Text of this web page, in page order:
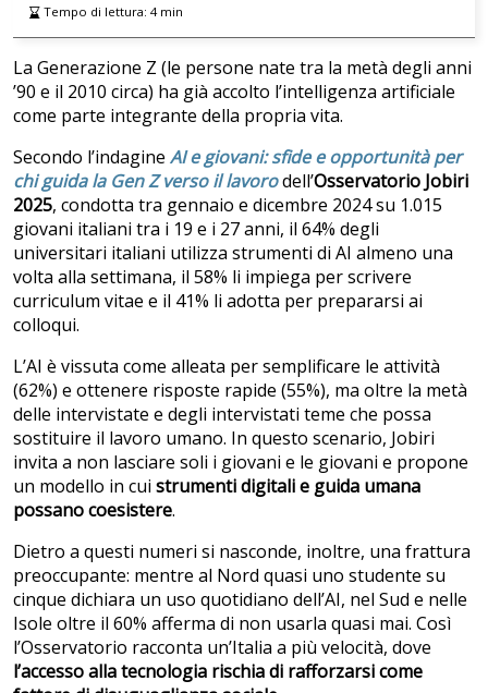
Tempo di lettura: 4min
La Generazione Z (le persone nate tra la metà degli anni
’90 e il 2010 circa) ha già accolto l’intelligenza artificiale
come parte integrante della propria vita.
Secondo l’indagine AI e giovani: sfide e opportunità per
chi guida la Gen Z verso il lavorodell’Osservatorio Jobiri
2025, condotta tra gennaio e dicembre 2024 su 1.015
giovani italiani tra i 19 e i 27 anni, il 64% degli
universitari italiani utilizza strumenti di AI almeno una
volta alla settimana, il 58% li impiega per scrivere
curriculum vitae e il 41% li adotta per prepararsi ai
colloqui.
L’AI è vissuta come alleata per semplificare le attività
(62%) e ottenere risposte rapide (55%), ma oltre la metà
delle intervistate e degli intervistati teme che possa
sostituire il lavoro umano. In questo scenario, Jobiri
invita a non lasciare soli i giovani e le giovani e propone
un modello in cui strumenti digitali e guida umana
possano coesistere.
Dietro a questi numeri si nasconde, inoltre, una frattura
preoccupante: mentre al Nord quasi uno studente su
cinque dichiara un uso quotidiano dell’AI, nel Sud e nelle
Isole oltre il 60% afferma di non usarla quasi mai. Così
l’Osservatorio racconta un’Italia a più velocità, dove
l’accesso alla tecnologia rischia di rafforzarsi come